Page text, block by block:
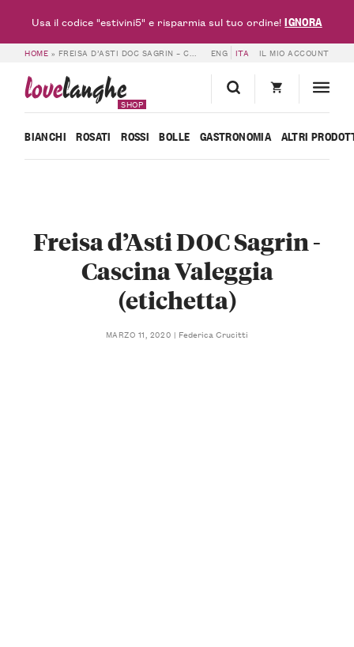
HOME » FREISA D’ASTI DOC SAGRIN – CASCINA VALEGGIA (ETICHETTA) ENG ITA IL MIO ACCOUNT
lovelanghe
SHOP
BIANCHI ROSATI ROSSI BOLLE GASTRONOMIA ALTRI
Freisa d’Asti DOC Sagrin -
Cascina Valeggia
(etichetta)
MARZO 11, 2020 Federica Crucitti
Usa il codice "estivini5" e risparmia sul tuo ordine!IGNORA